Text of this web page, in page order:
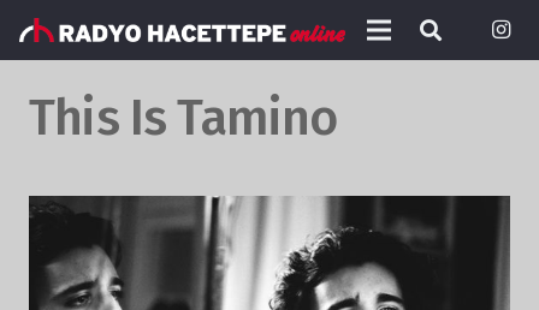
This Is Tamino